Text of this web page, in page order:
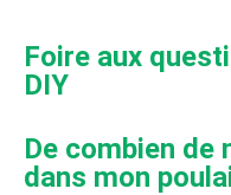
Foire aux
DIY
De combien de
dans mon